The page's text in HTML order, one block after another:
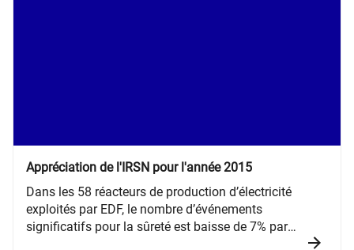
Appréciation de l'IRSN pour l'année 2015
​Dans les 58 réacteurs de production d’électricité
exploités par EDF, le nombre d’événements
significatifs pour la sûreté est baisse de 7% par